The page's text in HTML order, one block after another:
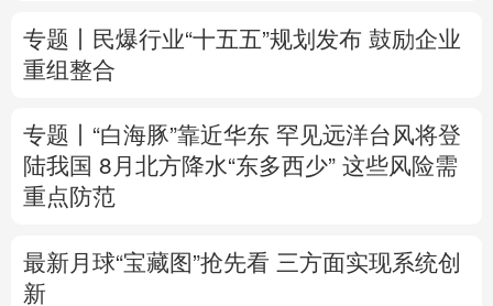
专题丨
民爆行业“十五五”规划发布 鼓励企业
重组整合
专题丨 “白海豚”靠近华东 罕见远洋台风将登
陆我国 8月北方降水“东多西少” 这些风险需
重点防范
最新月球“宝藏图”抢先看 三方面实现系统创
新